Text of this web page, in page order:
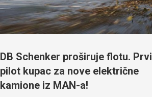
DB Schenker proširuje flotu. Prvi
pilot kupac za nove električne
kamione iz MAN-a!